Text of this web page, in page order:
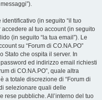
identificativo (in seguito “il tuo
al tuo account (in seguito
(in seguito “la tua email”). Le
su “Forum di CO.NA.PO”
Stato che ospita il server. In
ed indirizzo email richiesti
di CO.NA.PO”, quale altra
a totale discrezione di “Forum di
selezionare quali delle
rese pubbliche. All’interno del tuo